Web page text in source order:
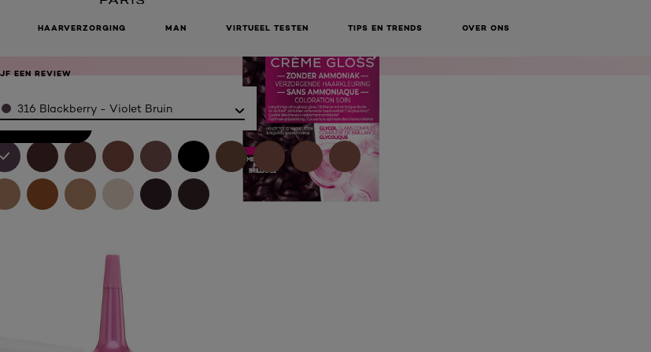
HAARVERZORGING MAN VIRTUEEL TESTEN TIPS EN TRENDS OVER ONS
EEN REVIEW
ONLINE BIJ
Color316 Blackberry - Violet Bruin
SERVICES